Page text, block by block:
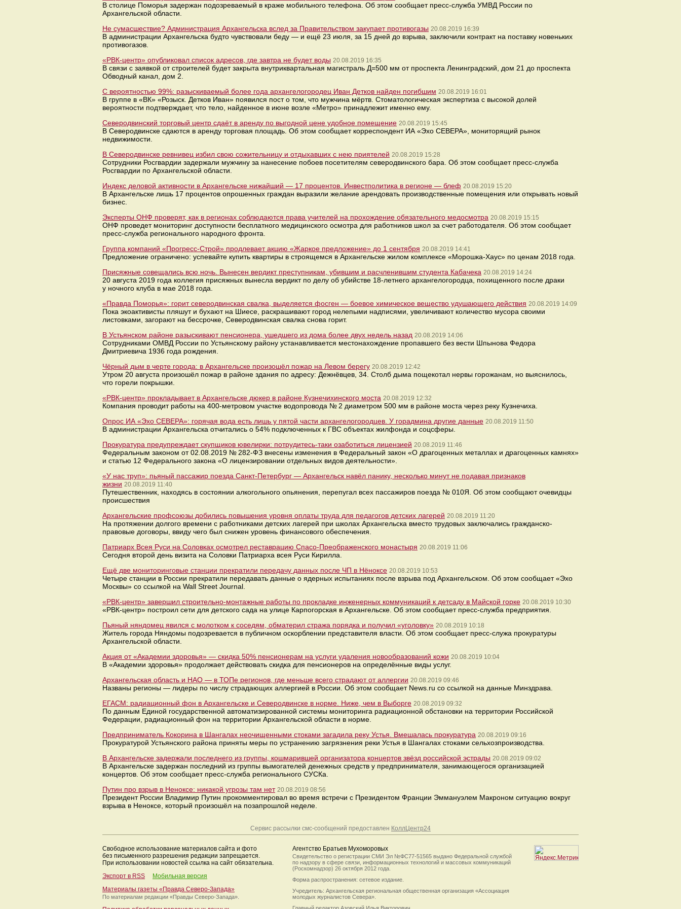
В столице Поморья задержан подозреваемый в краже мобильного телефона. Об этом сообщает пресс-служба УМВД России по
Архангельской области.
Не сумасшествие? Администрация Архангельска вслед за Правительством закупает противогазы 20.08.2019 16:39
В администрации Архангельска будто чувствовали беду — и ещё 23 июля, за 15 дней до взрыва, заключили контракт на поставку новеньких
противогазов.
«РВК-центр» опубликовал список адресов, где завтра не будет воды 20.08.2019 16:35
В связи с заявкой от строителей будет закрыта внутриквартальная магистраль Д=500 мм от проспекта Ленинградский, дом 21 до проспекта
Обводный канал, дом 2.
С вероятностью 99%: разыскиваемый более года архангелогородец Иван Детков найден погибшим 20.08.2019 16:01
В группе в «ВК» «Розыск. Детков Иван» появился пост о том, что мужчина мёртв. Стоматологическая экспертиза с высокой долей
вероятности подтверждает, что тело, найденное в июне возле «Метро» принадлежит именно ему.
Северодвинский торговый центр сдаёт в аренду по выгодной цене удобное помещение 20.08.2019 15:45
В Северодвинске сдаются в аренду торговая площадь. Об этом сообщает корреспондент ИА «Эхо СЕВЕРА», мониторящий рынок
недвижимости.
В Северодвинске ревнивец избил свою сожительницу и отдыхавших с нею приятелей 20.08.2019 15:28
Сотрудники Росгвардии задержали мужчину за нанесение побоев посетителям северодвинского бара. Об этом сообщает пресс-служба
Росгвардии по Архангельской области.
Индекс деловой активности в Архангельске нижайший — 17 процентов. Инвестполитика в регионе — блеф 20.08.2019 15:20
В Архангельске лишь 17 процентов опрошенных граждан выразили желание арендовать производственные помещения или открывать новый
бизнес.
Эксперты ОНФ проверят, как в регионах соблюдаются права учителей на прохождение обязательного медосмотра 20.08.2019 15:15
ОНФ проведет мониторинг доступности бесплатного медицинского осмотра для работников школ за счет работодателя. Об этом сообщает
пресс-служба регионального народного фронта.
Группа компаний «Прогресс-Строй» продлевает акцию «Жаркое предложение» до 1 сентября 20.08.2019 14:41
Предложение ограничено: успевайте купить квартиры в строящемся в Архангельске жилом комплексе «Морошка-Хаус» по ценам 2018 года.
Присяжные совещались всю ночь. Вынесен вердикт преступникам, убившим и расчленившим студента Кабачека 20.08.2019 14:24
20 августа 2019 года коллегия присяжных вынесла вердикт по делу об убийстве 18-летнего архангелогородца, похищенного после драки
у ночного клуба в мае 2018 года.
«Правда Поморья»: горит северодвинская свалка, выделяется фосген — боевое химическое вещество удушающего действия 20.08.2019 14:09
Пока экоактивисты пляшут и бухают на Шиесе, раскрашивают город нелепыми надписями, увеличивают количество мусора своими
листовками, загорают на бессрочке, Северодвинская свалка снова горит.
В Устьянском районе разыскивают пенсионера, ушедшего из дома более двух недель назад 20.08.2019 14:06
Сотрудниками ОМВД России по Устьянскому району устанавливается местонахождение пропавшего без вести Шпынова Федора
Дмитриевича 1936 года рождения.
Чёрный дым в черте города: в Архангельске произошёл пожар на Левом берегу 20.08.2019 12:42
Утром 20 августа произошёл пожар в районе здания по адресу: Дежнёвцев, 34. Столб дыма пощекотал нервы горожанам, но выяснилось,
что горели покрышки.
«РВК-центр» прокладывает в Архангельске дюкер в районе Кузнечихинского моста 20.08.2019 12:32
Компания проводит работы на 400-метровом участке водопровода № 2 диаметром 500 мм в районе моста через реку Кузнечиха.
Опрос ИА «Эхо СЕВЕРА»: горячая вода есть лишь у пятой части архангелогородцев. У горадмина другие данные 20.08.2019 11:50
В администрации Архангельска отчитались о 54% подключенных к ГВС объектах жилфонда и соцсферы.
Прокуратура предупреждает скупщиков ювелирки: потрудитесь-таки озаботиться лицензией 20.08.2019 11:46
Федеральным законом от 02.08.2019 № 282-ФЗ внесены изменения в Федеральный закон «О драгоценных металлах и драгоценных камнях»
и статью 12 Федерального закона «О лицензировании отдельных видов деятельности».
«У нас труп»: пьяный пассажир поезда Санкт-Петербург — Архангельск навёл панику, несколько минут не подавая признаков
жизни 20.08.2019 11:40
Путешественник, находясь в состоянии алкогольного опьянения, перепугал всех пассажиров поезда № 010Я. Об этом сообщают очевидцы
происшествия
Архангельские профсоюзы добились повышения уровня оплаты труда для педагогов детских лагерей 20.08.2019 11:20
На протяжении долгого времени с работниками детских лагерей при школах Архангельска вместо трудовых заключались гражданско-
правовые договоры, ввиду чего был снижен уровень финансового обеспечения.
Патриарх Всея Руси на Соловках осмотрел реставрацию Спасо-Преображенского монастыря 20.08.2019 11:06
Сегодня второй день визита на Соловки Патриарха всея Руси Кирилла.
Ещё две мониторинговые станции прекратили передачу данных после ЧП в Нёноксе 20.08.2019 10:53
Четыре станции в России прекратили передавать данные о ядерных испытаниях после взрыва под Архангельском. Об этом сообщает «Эхо
Москвы» со ссылкой на Wall Street Journal.
«РВК-центр» завершил строительно-монтажные работы по прокладке инженерных коммуникаций к детсаду в Майской горке 20.08.2019 10:30
«РВК-центр» построил сети для детского сада на улице Карпогорская в Архангельске. Об этом сообщает пресс-служба предприятия.
Пьяный няндомец явился с молотком к соседям, обматерил стража порядка и получил «уголовку» 20.08.2019 10:18
Житель города Няндомы подозревается в публичном оскорблении представителя власти. Об этом сообщает пресс-служа прокуратуры
Архангельской области.
Акция от «Академии здоровья» — скидка 50% пенсионерам на услуги удаления новообразований кожи 20.08.2019 10:04
В «Академии здоровья» продолжает действовать скидка для пенсионеров на определённые виды услуг.
Архангельская область и НАО — в ТОПе регионов, где меньше всего страдают от аллергии 20.08.2019 09:46
Названы регионы — лидеры по числу страдающих аллергией в России. Об этом сообщает News.ru со ссылкой на данные Минздрава.
ЕГАСМ: радиационный фон в Архангельске и Северодвинске в норме. Ниже, чем в Выборге 20.08.2019 09:32
По данным Единой государственной автоматизированной системы мониторинга радиационной обстановки на территории Российской
Федерации, радиационный фон на территории Архангельской области в норме.
Предприниматель Кокорина в Шангалах неочищенными стоками загадила реку Устья. Вмешалась прокуратура 20.08.2019 09:16
Прокуратурой Устьянского района приняты меры по устранению загрязнения реки Устья в Шангалах стоками сельхозпроизводства.
В Архангельске задержали последнего из группы, кошмарившей организатора концертов звёзд российской эстрады 20.08.2019 09:02
В Архангельске задержан последний из группы вымогателей денежных средств у предпринимателя, занимающегося организацией
концертов. Об этом сообщает пресс-служба регионального СУСКа.
Путин про взрыв в Неноксе: никакой угрозы там нет 20.08.2019 08:56
Президент России Владимир Путин прокомментировал во время встречи с Президентом Франции Эммануэлем Макроном ситуацию вокруг
взрыва в Неноксе, который произошёл на позапрошлой неделе.
Сервис рассылки смс-сообщений предоставлен КоллЦентр24
Свободное использование материалов сайта и фото
без письменного разрешения редакции запрещается.
При использовании новостей ссылка на сайт обязательна.
Экспорт в RSS
Мобильная версия
Материалы газеты «Правда Северо-Запада»
По материалам редакции «Правды Северо-Запада».
Агентство Братьев Мухоморовых
Свидетельство о регистрации СМИ Эл №ФС77-51565 выдано Федеральной службой
по надзору в сфере связи, информационных технологий и массовых коммуникаций
(Роскомнадзор) 26 октября 2012 года.
Форма распространения: сетевое издание.
Учредитель: Архангельская региональная общественная организация «Ассоциация
молодых журналистов Севера».